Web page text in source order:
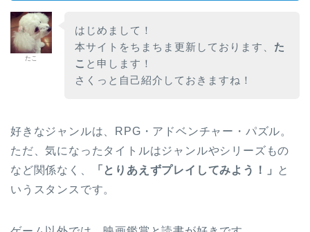
たこ
はじめまして！
本サイトをちまちま更新しております、 た
こ と申します！
さくっと自己紹介しておきますね！
好きなジャンルは、RPG・アドベンチャー・パズル。
ただ、気になったタイトルはジャンルやシリーズもの
など関係なく、
「とりあえずプレイしてみよう！」
と
いうスタンスです。